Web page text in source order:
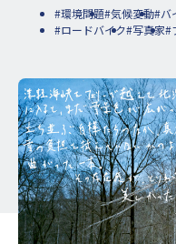
#環境問題#気候変動#バ
#ロードバイク#写真家#